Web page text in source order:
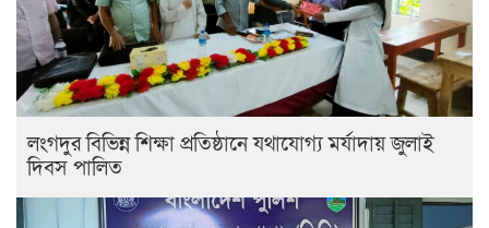
লংগদুর বিভিন্ন শিক্ষা প্রতিষ্ঠানে যথাযোগ্য মর্যাদায় জুলাই
দিবস পালিত